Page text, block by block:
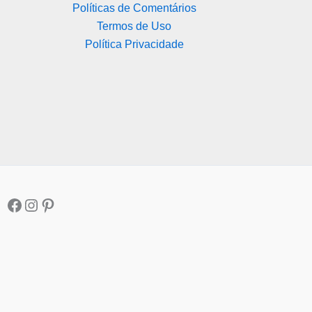
Políticas de Comentários
Termos de Uso
Política Privacidade